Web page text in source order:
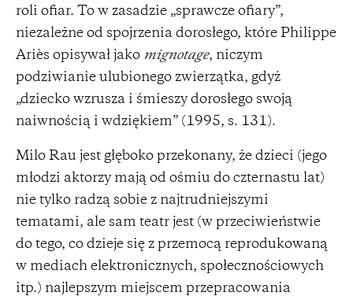
roli ofiar. To w zasadzie „sprawcze ofiary”,
niezależne od spojrzenia dorosłego, które Philippe
Ariès opisywał jako mignotage, niczym
podziwianie ulubionego zwierzątka, gdyż
„dziecko wzrusza i śmieszy dorosłego swoją
naiwnością i wdziękiem” (1995, s. 131).
Milo Rau jest głęboko przekonany, że dzieci (jego
młodzi aktorzy mają od ośmiu do czternastu lat)
nie tylko radzą sobie z najtrudniejszymi
tematami, ale sam teatr jest (w przeciwieństwie
do tego, co dzieje się z przemocą reprodukowaną
w mediach elektronicznych, społecznościowych
itp.) najlepszym miejscem przepracowania